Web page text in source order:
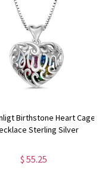
Birthstone Heart Cage
Sterling Silver
$ 55.25